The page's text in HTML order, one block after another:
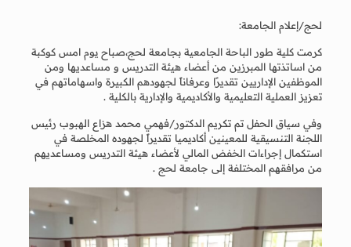
لحج/إعلام الجامعة:
كرمت كلية طور الباحة الجامعية بجامعة لحج،صباح يوم امس كوكبة
من اساتذتها المبرزين من أعضاء هيئة التدريس و مساعديها ومن
الموظفين الإداريين تقديرًا وعرفاناً لجهودهم الكبيرة واسهاماتهم في
تعزيز العملية التعليمية والأكاديمية والإدارية بالكلية .
وفي سياق الحفل تم تكريم الدكتور/فهمي محمد هزاع الهبوب رئيس
اللجنة التنسيقية للمعينين أكاديميا تقديراً لجهوده المخلصة في
استكمال إجراءات الخفض المالي لأعضاء هيئة التدريس ومساعديهم
من مرافقهم المختلفة إلى جامعة لحج .